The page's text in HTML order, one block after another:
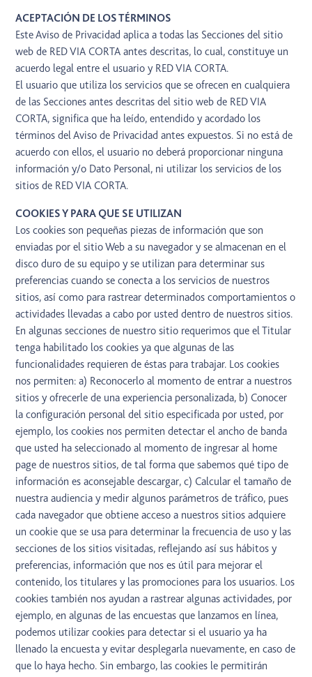
ACEPTACIÓN DE LOS TÉRMINOS
Este Aviso de Privacidad aplica a todas las Secciones del sitio
web de RED VIA CORTA antes descritas, lo cual, constituye un
acuerdo legal entre el usuario y RED VIA CORTA.
El usuario que utiliza los servicios que se ofrecen en cualquiera
de las Secciones antes descritas del sitio web de RED VIA
CORTA, significa que ha leído, entendido y acordado los
términos del Aviso de Privacidad antes expuestos. Si no está de
acuerdo con ellos, el usuario no deberá proporcionar ninguna
información y/o Dato Personal, ni utilizar los servicios de los
sitios de RED VIA CORTA.
COOKIES Y PARA QUE SE UTILIZAN
Los cookies son pequeñas piezas de información que son
enviadas por el sitio Web a su navegador y se almacenan en el
disco duro de su equipo y se utilizan para determinar sus
preferencias cuando se conecta a los servicios de nuestros
sitios, así como para rastrear determinados comportamientos o
actividades llevadas a cabo por usted dentro de nuestros sitios.
En algunas secciones de nuestro sitio requerimos que el Titular
tenga habilitado los cookies ya que algunas de las
funcionalidades requieren de éstas para trabajar. Los cookies
nos permiten: a) Reconocerlo al momento de entrar a nuestros
sitios y ofrecerle de una experiencia personalizada, b) Conocer
la configuración personal del sitio especificada por usted, por
ejemplo, los cookies nos permiten detectar el ancho de banda
que usted ha seleccionado al momento de ingresar al home
page de nuestros sitios, de tal forma que sabemos qué tipo de
información es aconsejable descargar, c) Calcular el tamaño de
nuestra audiencia y medir algunos parámetros de tráfico, pues
cada navegador que obtiene acceso a nuestros sitios adquiere
un cookie que se usa para determinar la frecuencia de uso y las
secciones de los sitios visitadas, reflejando así sus hábitos y
preferencias, información que nos es útil para mejorar el
contenido, los titulares y las promociones para los usuarios. Los
cookies también nos ayudan a rastrear algunas actividades, por
ejemplo, en algunas de las encuestas que lanzamos en línea,
podemos utilizar cookies para detectar si el usuario ya ha
llenado la encuesta y evitar desplegarla nuevamente, en caso de
que lo haya hecho. Sin embargo, las cookies le permitirán